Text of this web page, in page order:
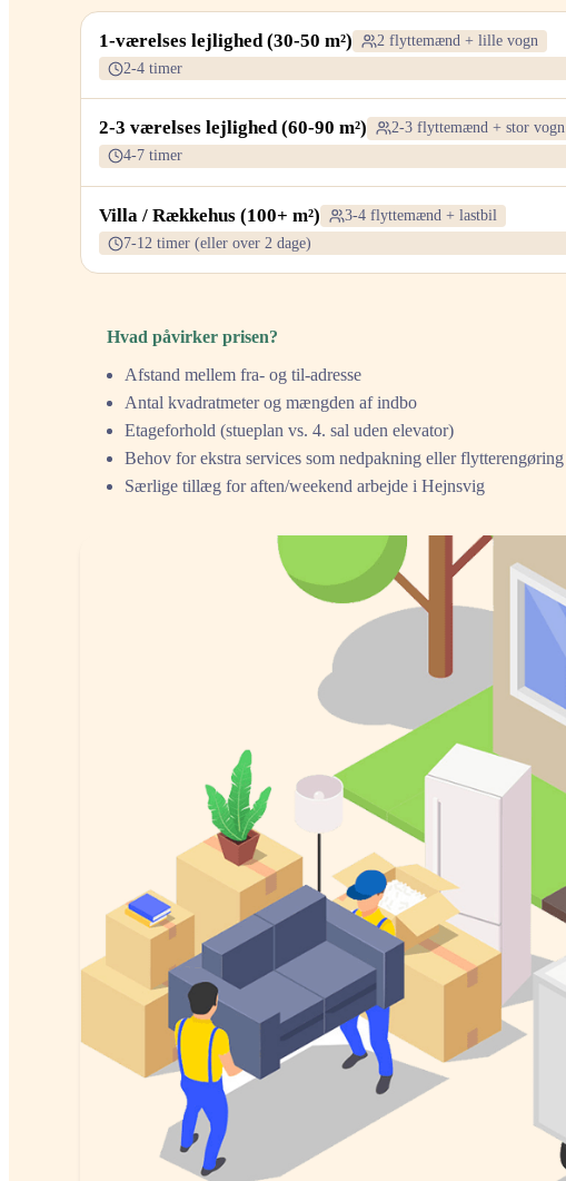
1-værelses lejlighed (30-50 m²)
2 flyttemænd + lille vogn
2-4 timer
2-3 værelses lejlighed (60-90 m²)
2-3 flyttemænd + stor vogn
4-7 timer
Villa / Rækkehus (100+ m²)
3-4 flyttemænd + lastbil
7-12 timer (eller over 2 dage)
Hvad påvirker prisen?
Afstand mellem fra- og til-adresse
Antal kvadratmeter og mængden af indbo
Etageforhold (stueplan vs. 4. sal uden elevator)
Behov for ekstra services som nedpakning eller flytterengøring
Særlige tillæg for aften/weekend arbejde i Hejnsvig